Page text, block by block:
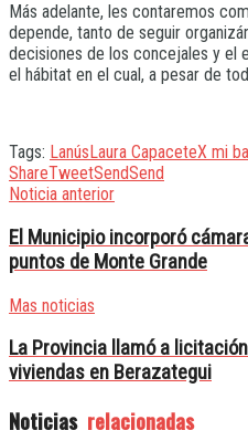
Más adelante, les contaremos
depende, tanto de seguir
decisiones de los concejales y el
el hábitat en el cual, a pesar de
Tags: Lanús Laura CapaceteX mi
ShareTweetSendSend
Noticia anterior
El Municipio incorporó
puntos de Monte Grande
Mas noticias
La Provincia llamó a
viviendas en Berazategui
Noticias relacionadas